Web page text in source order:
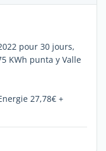
pour 30 jours,
KWh punta y Valle
27,78€ +